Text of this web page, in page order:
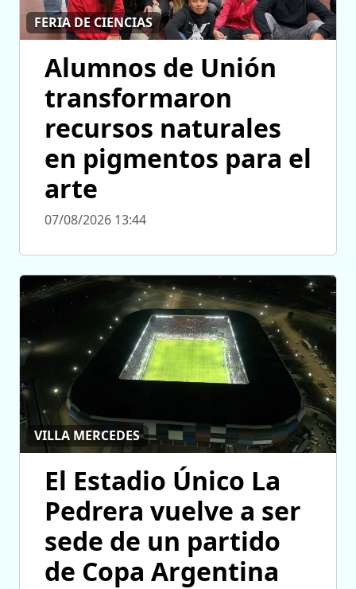
FERIA DE CIENCIAS
Alumnos de Unión
transformaron
recursos naturales
en pigmentos para el
arte
07/08/2026 13:44
VILLA MERCEDES
El Estadio Único La
Pedrera vuelve a ser
sede de un partido
de Copa Argentina